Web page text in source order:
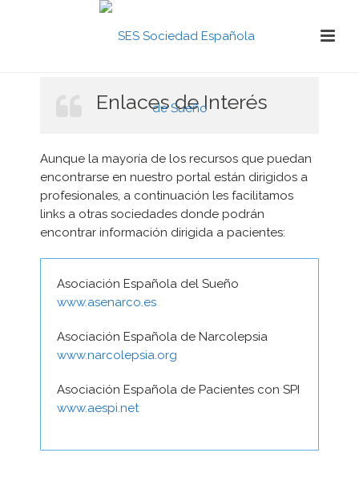
Enlaces de Interés
Aunque la mayoría de los recursos que puedan
encontrarse en nuestro portal están dirigidos a
profesionales, a continuación les facilitamos
links a otras sociedades donde podrán
encontrar información dirigida a pacientes:
Asociación Española del Sueño
www.asenarco.es
Asociación Española de Narcolepsia
www.narcolepsia.org
Asociación Española de Pacientes con SPI
www.aespi.net